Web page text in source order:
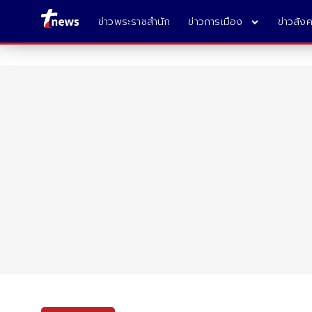
ข่าวพระราชสำนัก ข่าวการเมือง ข่าวสัง